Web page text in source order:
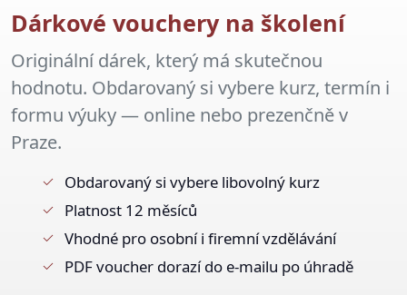
Dárkové vouchery na školení
Originální dárek, který má skutečnou
hodnotu. Obdarovaný si vybere kurz, termín i
formu výuky — online nebo prezenčně v
Praze.
Obdarovaný si vybere libovolný kurz
Platnost 12 měsíců
Vhodné pro osobní i firemní vzdělávání
PDF voucher dorazí do e-mailu po úhradě